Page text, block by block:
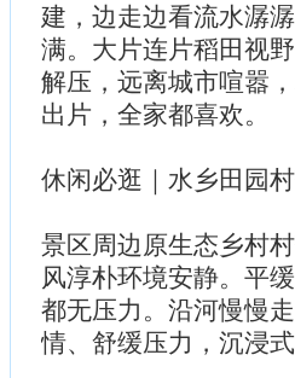
建，边走边看流水潺
满。大片连片稻田视
解压，远离城市喧嚣
出片，全家都喜欢。
休闲必逛｜水乡田园
景区周边原生态乡村
风淳朴环境安静。平
都无压力。沿河慢慢
情、舒缓压力，沉浸